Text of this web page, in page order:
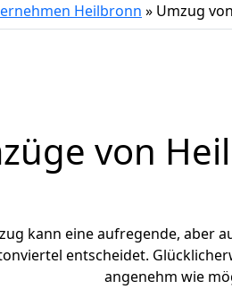
Heilbronn » Umzug
von
kann eine aufregende, aber
entscheidet.
angenehm wie